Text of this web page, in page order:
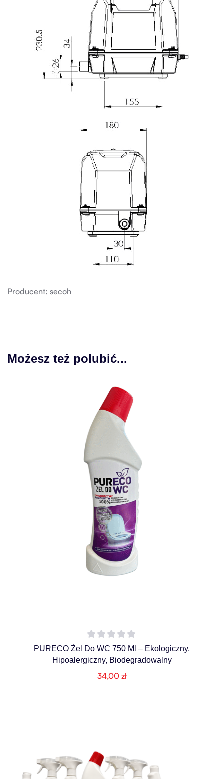
Producent: secoh
Możesz też polubić...
PURECO Żel Do WC 750 Ml – Ekologiczny,
Hipoalergiczny, Biodegradowalny
34,00 zł